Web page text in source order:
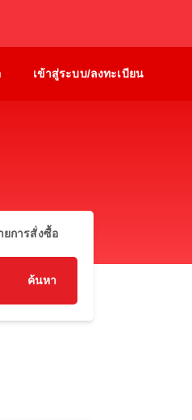
เข้าสู่ระบบ/ลงทะเบียน
ยการสั่งซื้อ
ค้นหา